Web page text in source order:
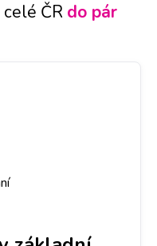
ČR do pár